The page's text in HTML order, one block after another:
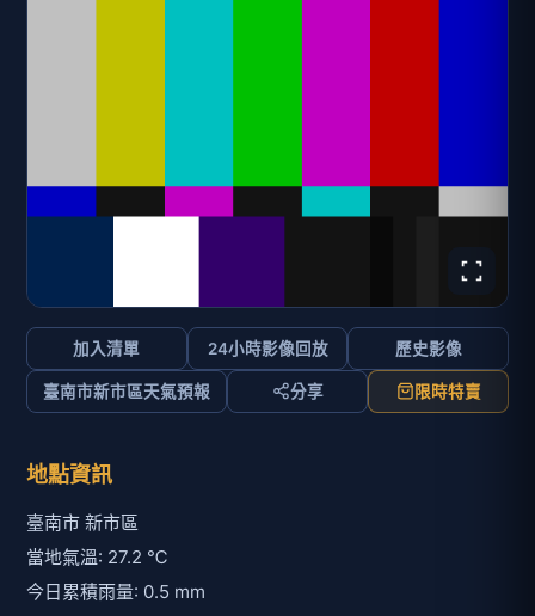
加入清單 24小時影像回放 歷史影像
臺南市新市區天氣預報 分享 限時特賣
地點資訊
臺南市 新市區
當地氣溫: 27.2 ℃
今日累積雨量: 0.5 mm